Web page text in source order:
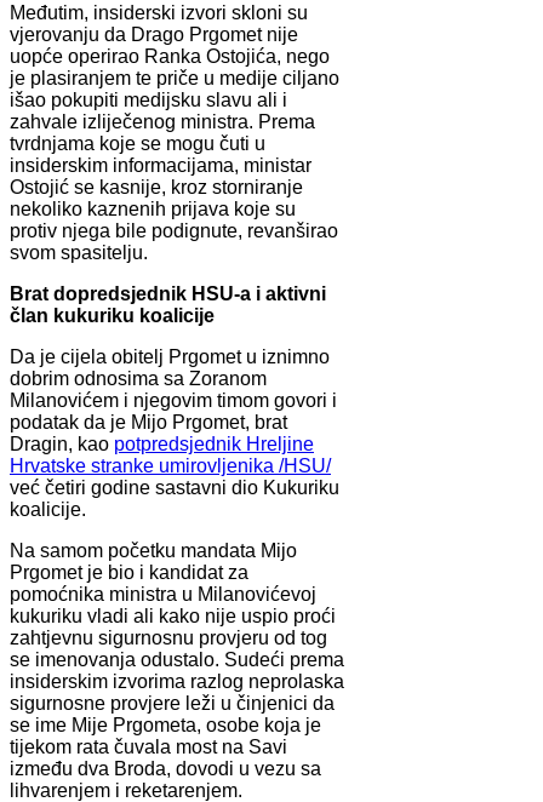
Međutim, insiderski izvori skloni su
vjerovanju da Drago Prgomet nije
uopće operirao Ranka Ostojića, nego
je plasiranjem te priče u medije ciljano
išao pokupiti medijsku slavu ali i
zahvale izliječenog ministra. Prema
tvrdnjama koje se mogu čuti u
insiderskim informacijama, ministar
Ostojić se kasnije, kroz storniranje
nekoliko kaznenih prijava koje su
protiv njega bile podignute, revanširao
svom spasitelju.
Brat dopredsjednik HSU-a i aktivni
član kukuriku koalicije
Da je cijela obitelj Prgomet u iznimno
dobrim odnosima sa Zoranom
Milanovićem i njegovim timom govori i
podatak da je Mijo Prgomet, brat
Dragin, kao potpredsjednik Hreljine
Hrvatske stranke umirovljenika /HSU/
već četiri godine sastavni dio Kukuriku
koalicije.
Na samom početku mandata Mijo
Prgomet je bio i kandidat za
pomoćnika ministra u Milanovićevoj
kukuriku vladi ali kako nije uspio proći
zahtjevnu sigurnosnu provjeru od tog
se imenovanja odustalo. Sudeći prema
insiderskim izvorima razlog neprolaska
sigurnosne provjere leži u činjenici da
se ime Mije Prgometa, osobe koja je
tijekom rata čuvala most na Savi
između dva Broda, dovodi u vezu sa
lihvarenjem i reketarenjem.